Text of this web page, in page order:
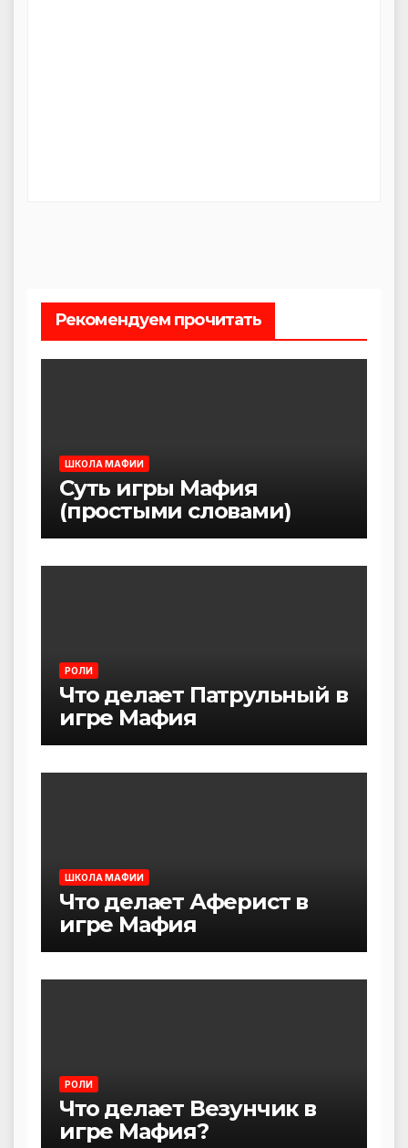
Рекомендуем прочитать
ШКОЛА МАФИИ
Суть игры Мафия
(простыми словами)
РОЛИ
Что делает Патрульный в
игре Мафия
ШКОЛА МАФИИ
Что делает Аферист в
игре Мафия
РОЛИ
Что делает Везунчик в
игре Мафия?